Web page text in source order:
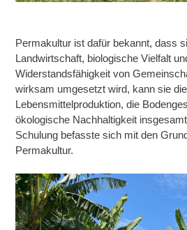
Permakultur ist dafür bekannt, dass
Landwirtschaft, biologische Vielfalt
Widerstandsfähigkeit von
wirksam umgesetzt wird, kann sie
Lebensmittelproduktion, die
ökologische Nachhaltigkeit
Schulung befasste sich mit den
Permakultur.